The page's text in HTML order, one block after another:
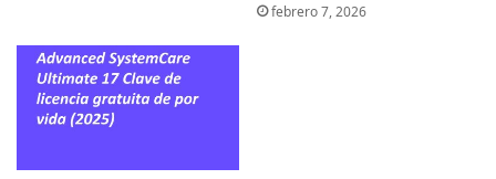
febrero 7, 2026